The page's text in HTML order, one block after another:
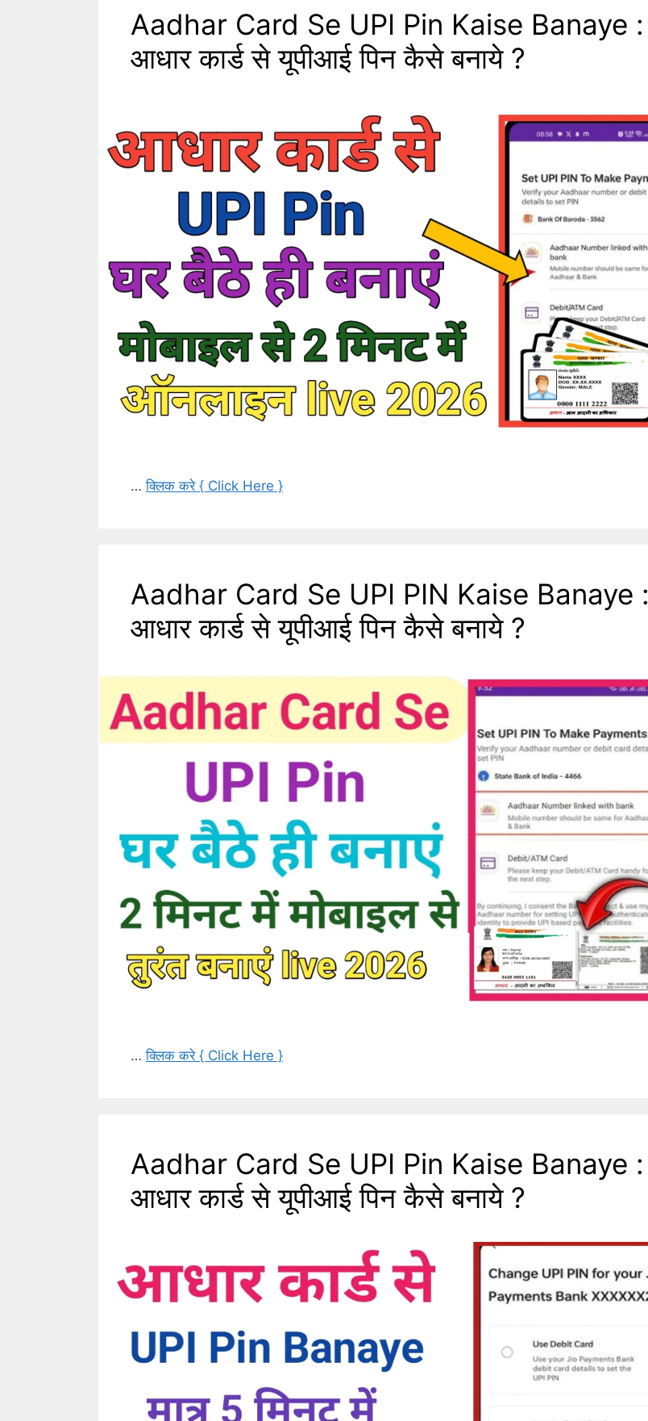
Aadhar Card Se UPI Pin Kaise Banaye :
आधार कार्ड से यूपीआई पिन कैसे बनाये ?
…क्लिक करे { Click Here }
Aadhar Card Se UPI PIN Kaise Banaye :
आधार कार्ड से यूपीआई पिन कैसे बनाये ?
…क्लिक करे { Click Here }
Aadhar Card Se UPI Pin Kaise Banaye :
आधार कार्ड से यूपीआई पिन कैसे बनाये ?